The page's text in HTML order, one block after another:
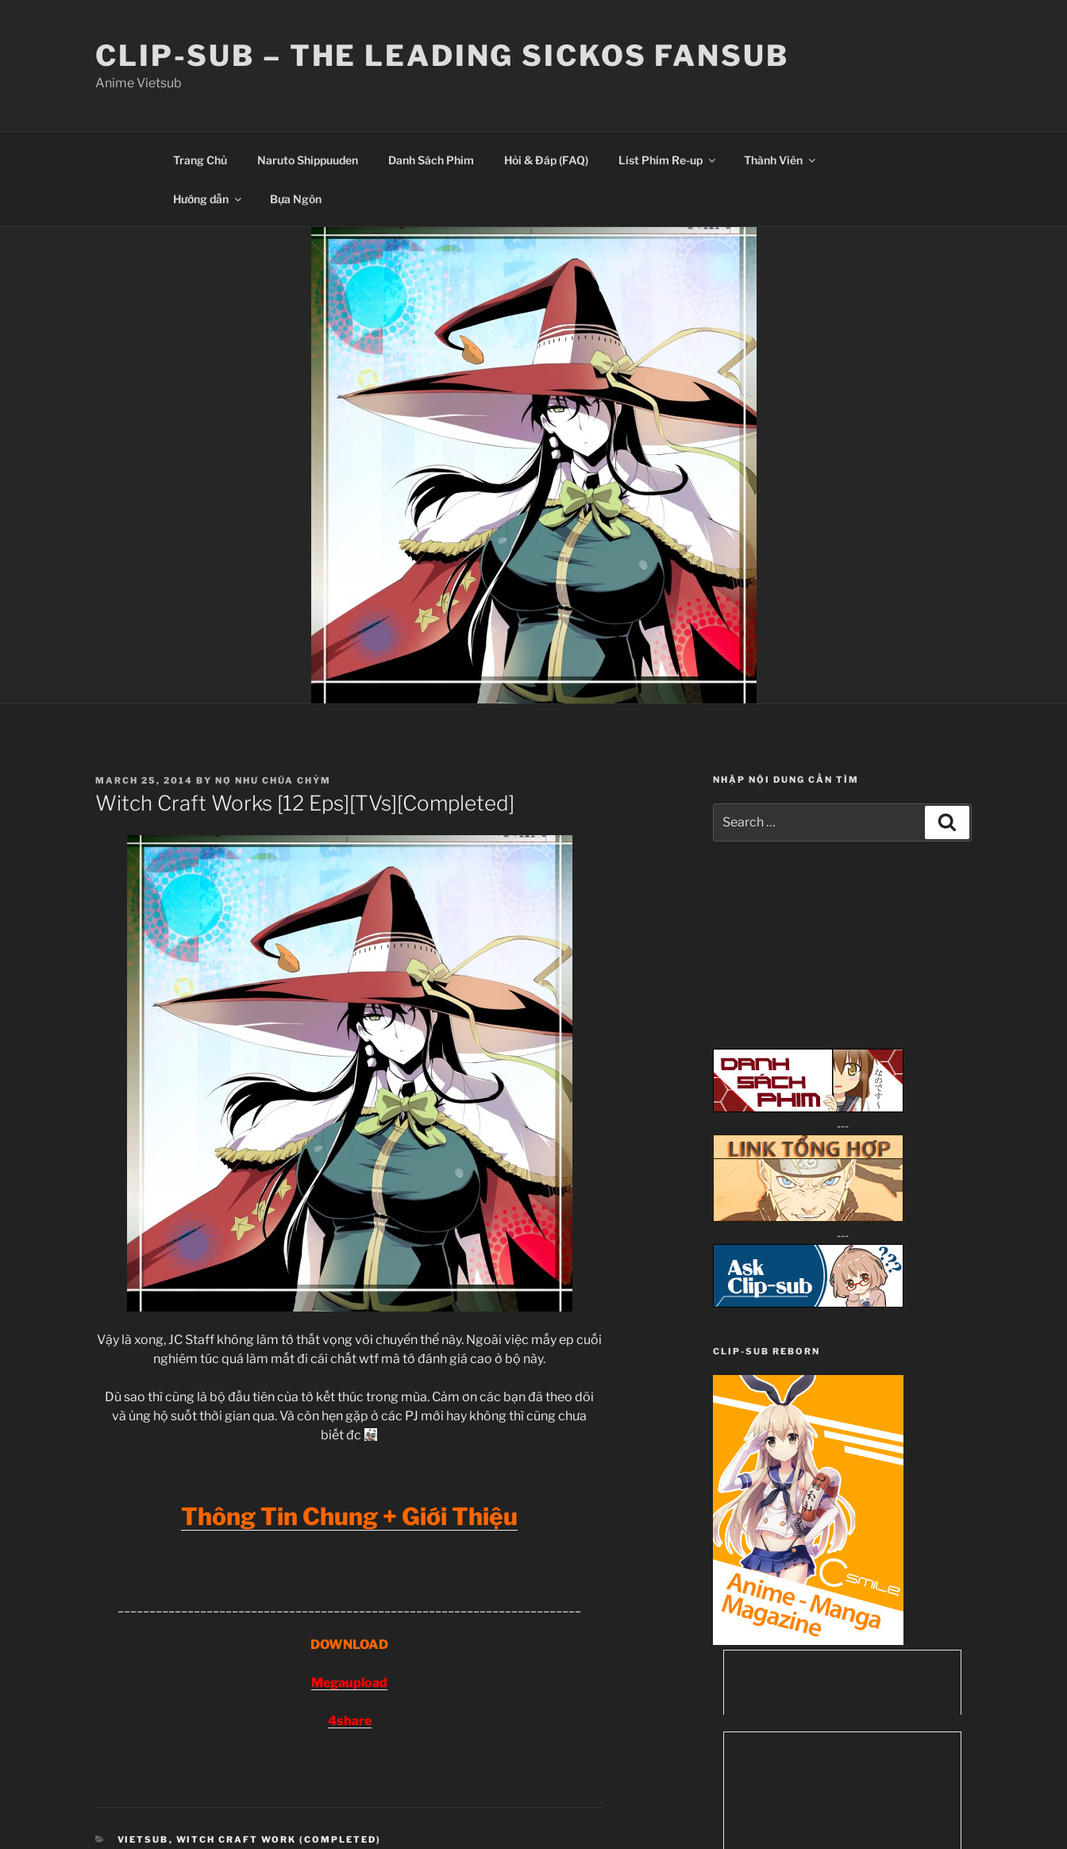
CLIP-SUB – THE LEADING SICKOS FANSUB
Anime Vietsub
Trang Chủ Naruto Shippuuden Danh Sách Phim Hỏi & Đáp (FAQ) List Phim Re-up Thành Viên
Hướng dẫn Bựa Ngôn
POSTED
ON
MARCH 25, 2014 BY NỢ NHƯ CHÚA CHỶM
Witch Craft Works [12 Eps][TVs][Completed]
Vậy là xong, JC Staff không làm tớ thất vọng với chuyển thể này. Ngoài việc mấy ep cuối
nghiêm túc quá làm mất đi cái chất wtf mà tớ đánh giá cao ở bộ này.
Dù sao thì cũng là bộ đầu tiên của tớ kết thúc trong mùa. Cảm ơn các bạn đã theo dõi
và ủng hộ suốt thời gian qua. Và còn hẹn gặp ở các PJ mới hay không thì cũng chưa
biết đc
Thông Tin Chung + Giới Thiệu
DOWNLOAD
Megaupload
4share
CATEGORIES
VIETSUB , WITCH CRAFT WORK (COMPLETED)
NHẬP NỘI DUNG CẦN TÌM
for:
---
---
CLIP-SUB REBORN